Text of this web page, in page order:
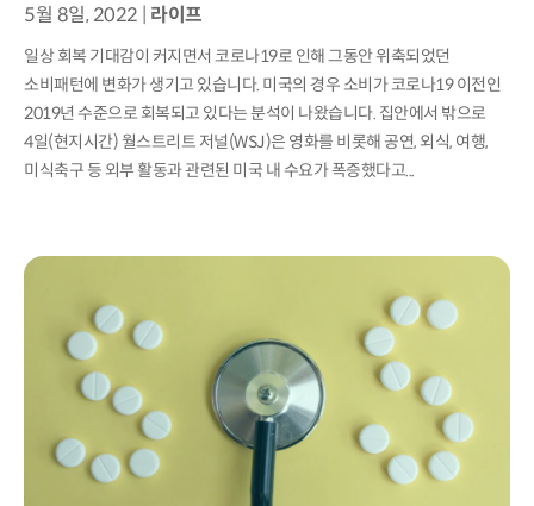
5월 8일, 2022 | 라이프
일상 회복 기대감이 커지면서 코로나19로 인해 그동안 위축되었던
소비패턴에 변화가 생기고 있습니다. 미국의 경우 소비가 코로나19 이전인
2019년 수준으로 회복되고 있다는 분석이 나왔습니다. 집안에서 밖으로
4일(현지시간) 월스트리트 저널(WSJ)은 영화를 비롯해 공연, 외식, 여행,
미식축구 등 외부 활동과 관련된 미국 내 수요가 폭증했다고...